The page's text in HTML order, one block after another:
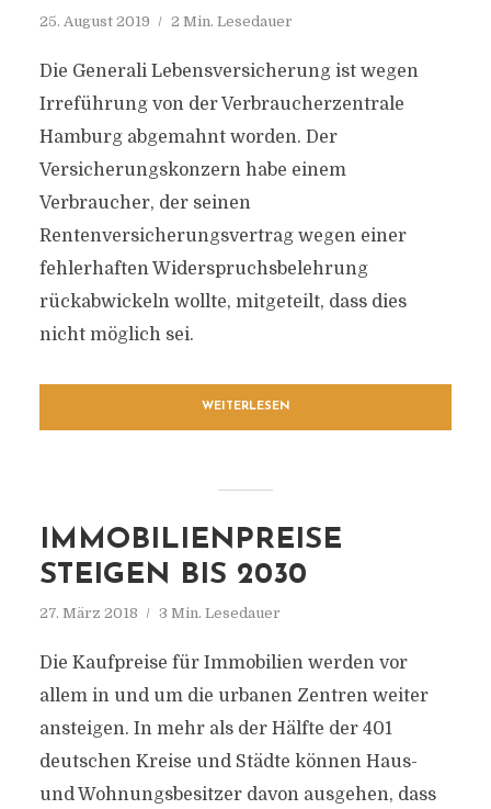
25. August 2019 2 Min. Lesedauer
Die Generali Lebensversicherung ist wegen
Irreführung von der Verbraucherzentrale
Hamburg abgemahnt worden. Der
Versicherungskonzern habe einem
Verbraucher, der seinen
Rentenversicherungsvertrag wegen einer
fehlerhaften Widerspruchsbelehrung
rückabwickeln wollte, mitgeteilt, dass dies
nicht möglich sei.
WEITERLESEN
IMMOBILIENPREISE
STEIGEN BIS 2030
27. März 2018 3 Min. Lesedauer
Die Kaufpreise für Immobilien werden vor
allem in und um die urbanen Zentren weiter
ansteigen. In mehr als der Hälfte der 401
deutschen Kreise und Städte können Haus-
und Wohnungsbesitzer davon ausgehen, dass